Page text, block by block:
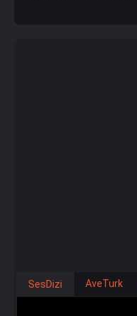
SesDizi AveTurk